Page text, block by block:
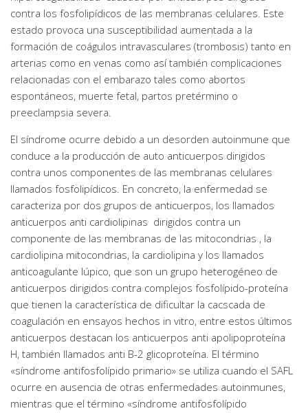
contra los fosfolipídicos de las membranas celulares. Este
estado provoca una susceptibilidad aumentada a la
formación de coágulos intravasculares (trombosis) tanto en
arterias como en venas como así también complicaciones
relacionadas con el embarazo tales como abortos
espontáneos, muerte fetal, partos pretérmino o
preeclampsia severa.
El síndrome ocurre debido a un desorden autoinmune que
conduce a la producción de auto anticuerpos dirigidos
contra unos componentes de las membranas celulares
llamados fosfolipídicos. En concreto, la enfermedad se
caracteriza por dos grupos de anticuerpos, los llamados
anticuerpos anti cardiolipinas dirigidos contra un
componente de las membranas de las mitocondrias , la
cardiolipina mitocondrias, la cardiolipina y los llamados
anticoagulante lúpico, que son un grupo heterogéneo de
anticuerpos dirigidos contra complejos fosfolípido-proteína
que tienen la característica de dificultar la cacscada de
coagulación en ensayos hechos in vitro, entre estos últimos
anticuerpos destacan los anticuerpos anti apolipoproteína
H, también llamados anti B-2 glicoproteína. El término
«síndrome antifosfolípido primario» se utiliza cuando el SAFL
ocurre en ausencia de otras enfermedades autoinmunes,
mientras que el término «síndrome antifosfolípido